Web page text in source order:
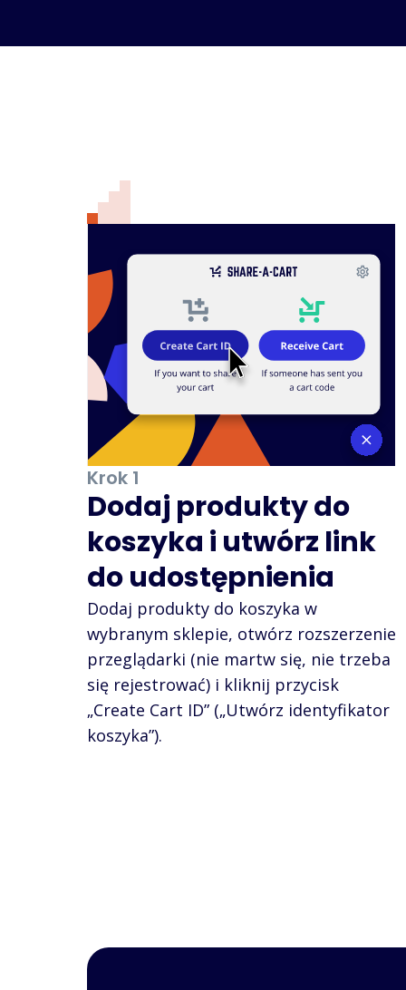
Krok 1
Dodaj produkty do
koszyka i utwórz link
do udostępnienia
Dodaj produkty do koszyka w
wybranym sklepie, otwórz rozszerzenie
przeglądarki (nie martw się, nie trzeba
się rejestrować) i kliknij przycisk
„Create Cart ID” („Utwórz identyfikator
koszyka”).